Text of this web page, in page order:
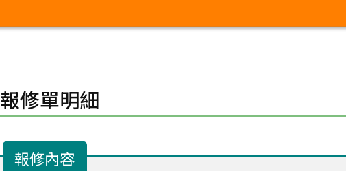
報修單明細
報修內容